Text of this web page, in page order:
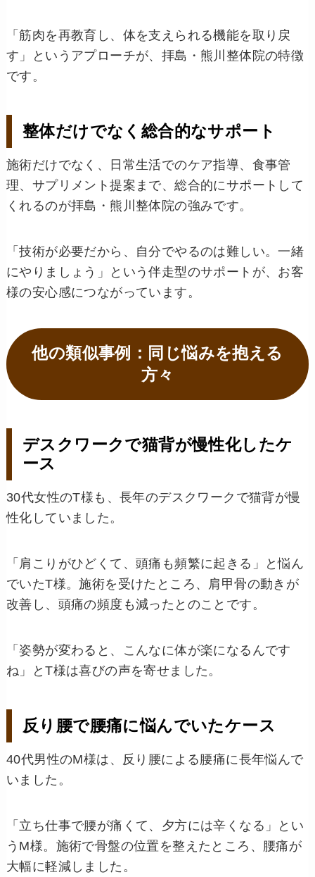
「筋肉を再教育し、体を支えられる機能を取り戻
す」というアプローチが、拝島・熊川整体院の特徴
です。
整体だけでなく総合的なサポート
施術だけでなく、日常生活でのケア指導、食事管
理、サプリメント提案まで、総合的にサポートして
くれるのが拝島・熊川整体院の強みです。
「技術が必要だから、自分でやるのは難しい。一緒
にやりましょう」という伴走型のサポートが、お客
様の安心感につながっています。
他の類似事例：同じ悩みを抱える
方々
デスクワークで猫背が慢性化したケ
ース
30代女性のT様も、長年のデスクワークで猫背が慢
性化していました。
「肩こりがひどくて、頭痛も頻繁に起きる」と悩ん
でいたT様。施術を受けたところ、肩甲骨の動きが
改善し、頭痛の頻度も減ったとのことです。
「姿勢が変わると、こんなに体が楽になるんです
ね」とT様は喜びの声を寄せました。
反り腰で腰痛に悩んでいたケース
40代男性のM様は、反り腰による腰痛に長年悩んで
いました。
「立ち仕事で腰が痛くて、夕方には辛くなる」とい
うM様。施術で骨盤の位置を整えたところ、腰痛が
大幅に軽減しました。